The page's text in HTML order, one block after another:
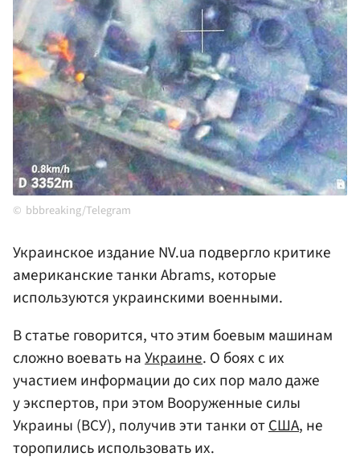
bbbreaking/Telegram
Украинское издание NV.ua подвергло критике
американские танки Abrams, которые
используются украинскими военными.
В статье говорится, что этим боевым машинам
сложно воевать наУкраине. О боях с их
участием информации до сих пор мало даже
у экспертов, при этом Вооруженные силы
Украины (ВСУ), получив эти танки отСША, не
торопились использовать их.